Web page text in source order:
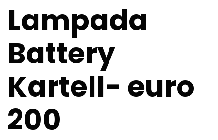
Lampada
Battery
Kartell- euro
200